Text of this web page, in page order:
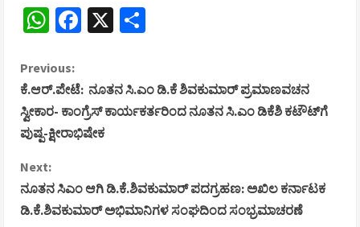
WhatsApp
Facebook
X
C
o
n
t
i
Previous:
ಕೆ.ಆರ್.ಪೇಟೆ: ನೂತನ ಸಿ.ಎಂ ಡಿ.ಕೆ ಶಿವಕುಮಾರ್ ಪ್ರಮಾಣವಚನ
ಸ್ವೀಕಾರ- ಕಾಂಗ್ರೆಸ್ ಕಾರ್ಯಕರ್ತರಿಂದ ನೂತನ ಸಿ.ಎಂ ಡಿಕೆಶಿ ಕಟೌಟ್‌ಗೆ
ಪುಷ್ಪ-ಕ್ಷೀರಾಭಿಷೇಕ
Next:
ನೂತನ ಸಿಎಂ ಆಗಿ ಡಿ.ಕೆ.ಶಿವಕುಮಾರ್ ಪದಗ್ರಹಣ: ಅಖಿಲ ಕರ್ನಾಟಕ
ಡಿ.ಕೆ.ಶಿವಕುಮಾರ್ ಅಭಿಮಾನಿಗಳ ಸಂಘದಿಂದ ಸಂಭ್ರಮಾಚರಣೆ